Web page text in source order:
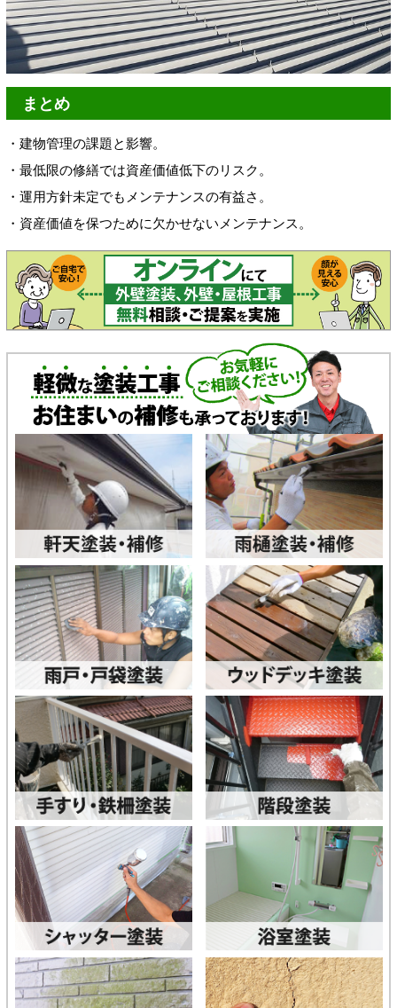
まとめ
・建物管理の課題と影響。
・最低限の修繕では資産価値低下のリスク。
・運用方針未定でもメンテナンスの有益さ。
・資産価値を保つために欠かせないメンテナンス。